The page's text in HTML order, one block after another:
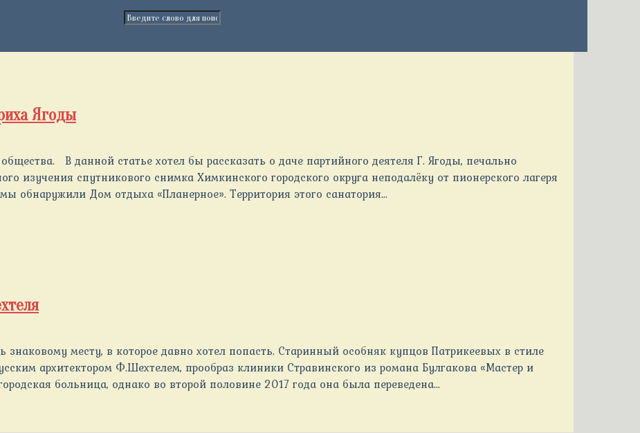
Ягоды
В данной статье хотел бы рассказать о даче партийного деятеля Г. Ягоды, печально
изучения спутникового снимка Химкинского городского округа неподалёку от пионерского лагеря
обнаружили Дом отдыха «Планерное». Территория этого санатория...
месту, в которое давно хотел попасть. Старинный особняк купцов Патрикеевых в стиле
архитектором Ф.Шехтелем, прообраз клиники Стравинского из романа Булгакова «Мастер и
больница, однако во второй половине 2017 года она была переведена...